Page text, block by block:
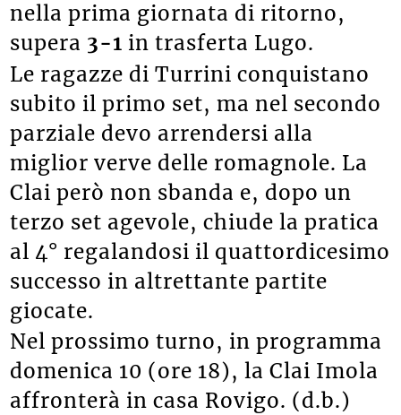
nella prima giornata di ritorno,
supera 3-1 in trasferta Lugo.
Le ragazze di Turrini conquistano
subito il primo set, ma nel secondo
parziale devo arrendersi alla
miglior verve delle romagnole. La
Clai però non sbanda e, dopo un
terzo set agevole, chiude la pratica
al 4° regalandosi il quattordicesimo
successo in altrettante partite
giocate.
Nel prossimo turno, in programma
domenica 10 (ore 18), la Clai Imola
affronterà in casa Rovigo. (d.b.)